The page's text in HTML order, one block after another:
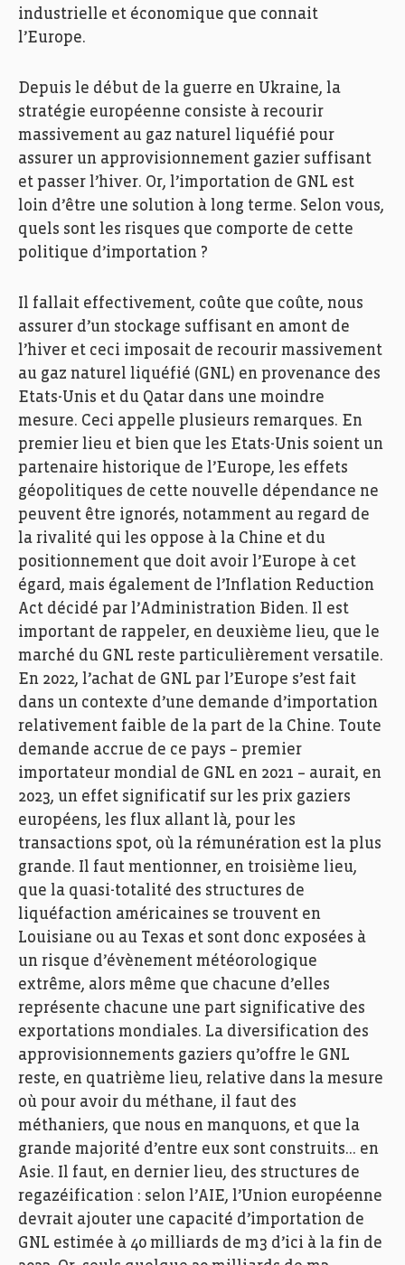
industrielle et économique que connait
l’Europe.
Depuis le début de la guerre en Ukraine, la
stratégie européenne consiste à recourir
massivement au gaz naturel liquéfié pour
assurer un approvisionnement gazier suffisant
et passer l’hiver. Or, l’importation de GNL est
loin d’être une solution à long terme. Selon vous,
quels sont les risques que comporte de cette
politique d’importation ?
Il fallait effectivement, coûte que coûte, nous
assurer d’un stockage suffisant en amont de
l’hiver et ceci imposait de recourir massivement
au gaz naturel liquéfié (GNL) en provenance des
Etats-Unis et du Qatar dans une moindre
mesure. Ceci appelle plusieurs remarques. En
premier lieu et bien que les Etats-Unis soient un
partenaire historique de l’Europe, les effets
géopolitiques de cette nouvelle dépendance ne
peuvent être ignorés, notamment au regard de
la rivalité qui les oppose à la Chine et du
positionnement que doit avoir l’Europe à cet
égard, mais également de l’Inflation Reduction
Act décidé par l’Administration Biden. Il est
important de rappeler, en deuxième lieu, que le
marché du GNL reste particulièrement versatile.
En 2022, l’achat de GNL par l’Europe s’est fait
dans un contexte d’une demande d’importation
relativement faible de la part de la Chine. Toute
demande accrue de ce pays – premier
importateur mondial de GNL en 2021 – aurait, en
2023, un effet significatif sur les prix gaziers
européens, les flux allant là, pour les
transactions spot, où la rémunération est la plus
grande. Il faut mentionner, en troisième lieu,
que la quasi-totalité des structures de
liquéfaction américaines se trouvent en
Louisiane ou au Texas et sont donc exposées à
un risque d’évènement météorologique
extrême, alors même que chacune d’elles
représente chacune une part significative des
exportations mondiales. La diversification des
approvisionnements gaziers qu’offre le GNL
reste, en quatrième lieu, relative dans la mesure
où pour avoir du méthane, il faut des
méthaniers, que nous en manquons, et que la
grande majorité d’entre eux sont construits… en
Asie. Il faut, en dernier lieu, des structures de
regazéification : selon l’AIE, l’Union européenne
devrait ajouter une capacité d’importation de
GNL estimée à 40 milliards de m3 d’ici à la fin de